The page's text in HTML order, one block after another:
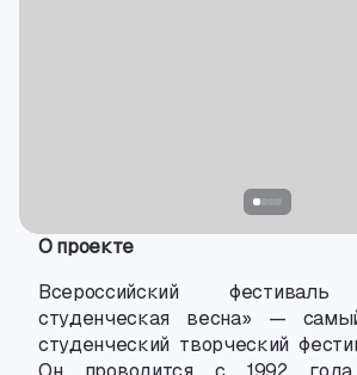
О проекте
Всероссийский фестиваль
студенческая весна» —
студенческий творческий